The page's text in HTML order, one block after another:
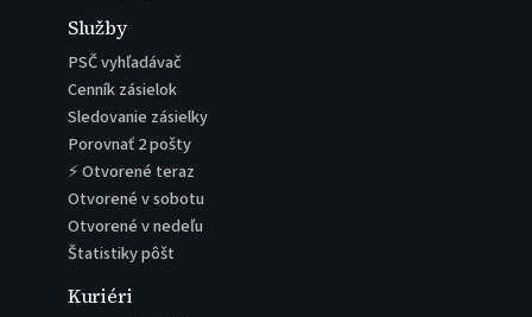
Služby
PSČ vyhľadávač
Cenník zásielok
Sledovanie zásielky
Porovnať 2 pošty
⚡ Otvorené teraz
Otvorené v sobotu
Otvorené v nedeľu
Štatistiky pôšt
Kuriéri